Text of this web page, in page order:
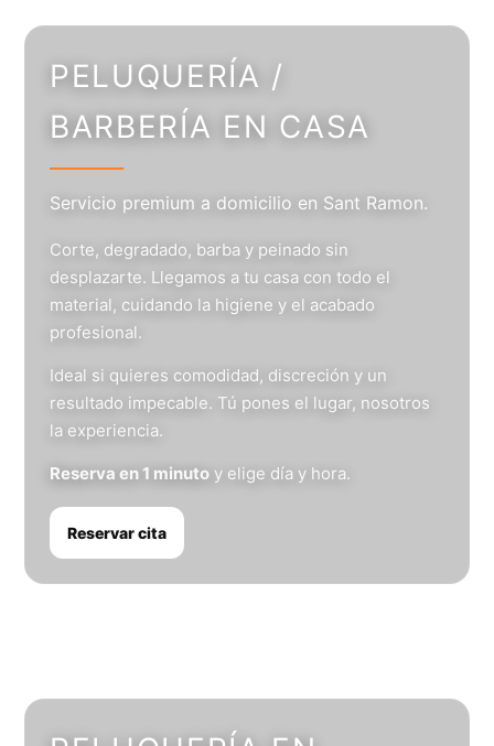
PELUQUERÍA /
BARBERÍA EN CASA
Servicio premium a domicilio en Sant Ramon.
Corte, degradado, barba y peinado sin
desplazarte. Llegamos a tu casa con todo el
material, cuidando la higiene y el acabado
profesional.
Ideal si quieres comodidad, discreción y un
resultado impecable. Tú pones el lugar, nosotros
la experiencia.
Reserva en 1 minuto y elige día y hora.
Reservar cita